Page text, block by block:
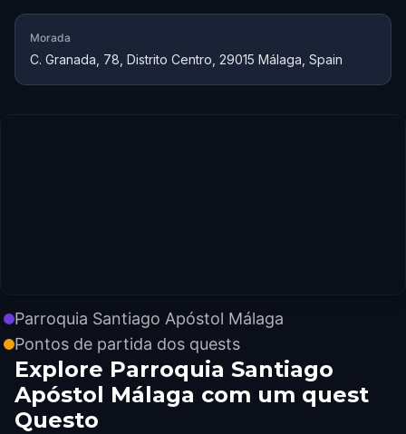
Morada
C. Granada, 78, Distrito Centro, 29015 Málaga, Spain
Parroquia Santiago Apóstol Málaga
Pontos de partida dos quests
Explore Parroquia Santiago
Apóstol Málaga com um quest
Questo